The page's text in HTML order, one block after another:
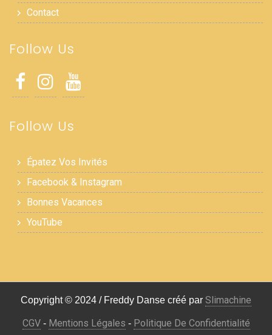
Contact
Follow Us
Follow Us
Épatez Vos Invités
Facebook & Instagram
Bonnes Vacances
YouTube
Copyright © 2024 / Freddy Danse créé par Slimachine
CGV- Mentions Légales - Politique De Confidentialité